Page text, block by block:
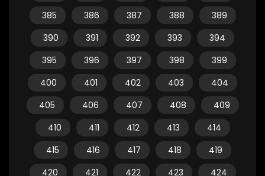
385
386 387 388
389
390
391 392 393
394
395
396 397 398
399
400
401 402 403
404
405
406 407 408
409
410
411 412 413
414
415
416 417 418
419
420
421 422 423 424